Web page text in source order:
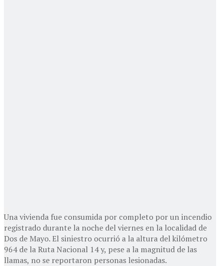
Una vivienda fue consumida por completo por un incendio
registrado durante la noche del viernes en la localidad de
Dos de Mayo. El siniestro ocurrió a la altura del kilómetro
964 de la Ruta Nacional 14 y, pese a la magnitud de las
llamas, no se reportaron personas lesionadas.